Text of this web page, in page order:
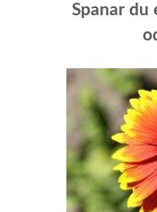
Spanar